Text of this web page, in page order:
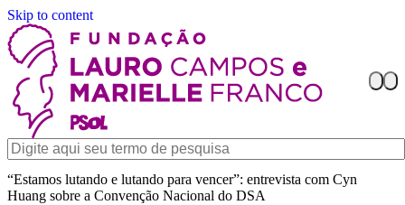
Skip to content
“Estamos lutando e lutando para vencer”: entrevista com Cyn
Huang sobre a Convenção Nacional do DSA